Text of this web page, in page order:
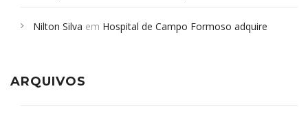
Campoformosenses que morreram em desabamentos são
Nilton Silva em Hospital de Campo Formoso adquire
ARQUIVOS